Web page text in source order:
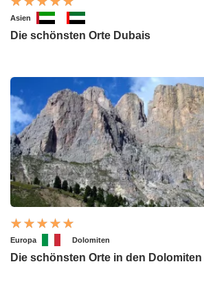
Asien
Die schönsten Orte Dubais
Europa Dolomiten
Die schönsten Orte in den Dolomiten